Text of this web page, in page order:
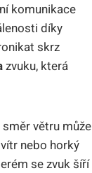
komunikace
díky
skrz
zvuku, která
větru může
nebo horký
se zvuk šíří